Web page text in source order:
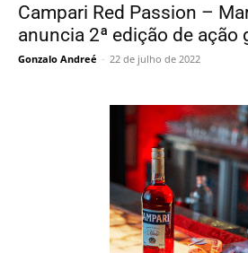
Campari Red Passion –
anuncia 2ª edição de ação
Gonzalo Andreé - 22 de julho de 2022